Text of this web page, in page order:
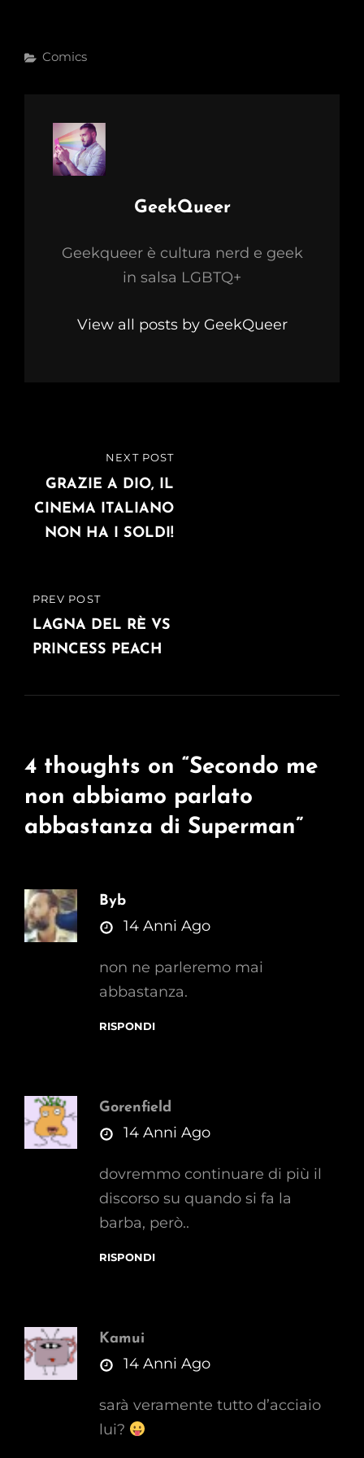
Categories
Comics
Author:
GeekQueer
Geekqueer è cultura nerd e geek
in salsa LGBTQ+
View all posts by GeekQueer
Navigazione
articoli
PREVIOUS
POST
PREV POST
LAGNA DEL RÈ VS
PRINCESS PEACH
POST
NEXT POST
GRAZIE A DIO, IL
CINEMA ITALIANO
NON HA I SOLDI!
4 thoughts on “Secondo me
non abbiamo parlato
abbastanza di Superman”
Byb
says:14 Anni Ago
non ne parleremo mai
abbastanza.
RISPONDI
Gorenfield
says:14 Anni Ago
dovremmo continuare di più il
discorso su quando si fa la
barba, però..
RISPONDI
Kamui
says:14 Anni Ago
sarà veramente tutto d’acciaio
lui?